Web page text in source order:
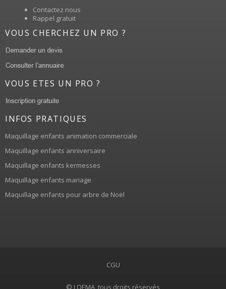
Contactez nous
Rappel gratuit
VOUS CHERCHEZ UN PRO ?
VOUS ETES UN PRO ?
INFOS PRATIQUES
Maquillage enfants animation commerciale
Maquillage enfants anniversaire
Maquillage enfants kermesses
Maquillage enfants mariage
Maquillage enfants pour arbre de Noël
CGU
© LOEMA, tous droits réservés